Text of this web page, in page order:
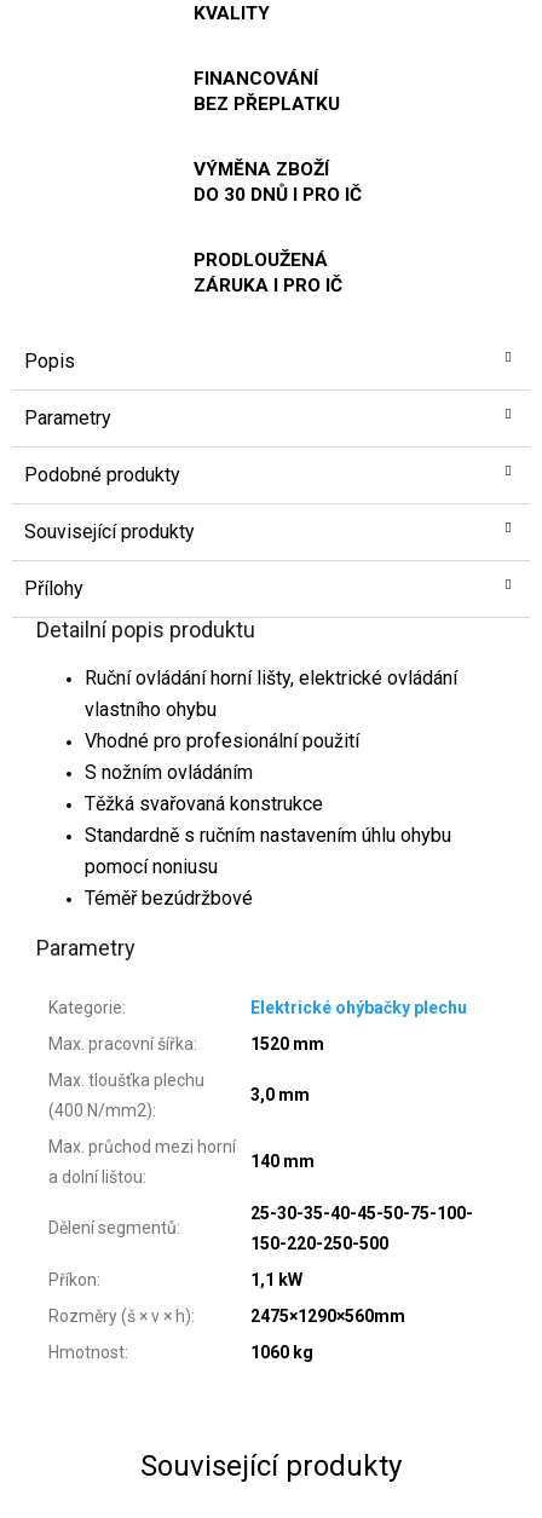
KVALITY
FINANCOVÁNÍ
BEZ PŘEPLATKU
VÝMĚNA ZBOŽÍ
DO 30 DNŮ I PRO IČ
PRODLOUŽENÁ
ZÁRUKA I PRO IČ
Popis
Parametry
Podobné produkty
Související produkty
Přílohy
Detailní popis produktu
Ruční ovládání horní lišty, elektrické ovládání
vlastního ohybu
Vhodné pro profesionální použití
S nožním ovládáním
Těžká svařovaná konstrukce
Standardně s ručním nastavením úhlu ohybu
pomocí noniusu
Téměř bezúdržbové
Parametry
Kategorie:
Elektrické ohýbačky plechu
Max. pracovní šířka:
1520 mm
Max. tloušťka plechu
(400 N/mm2):
3,0 mm
Max. průchod mezi horní
a dolní lištou:
140 mm
Dělení segmentů:
25-30-35-40-45-50-75-100-
150-220-250-500
Příkon:
1,1 kW
Rozměry (š × v × h):
2475×1290×560mm
Hmotnost: 1060 kg
Související produkty